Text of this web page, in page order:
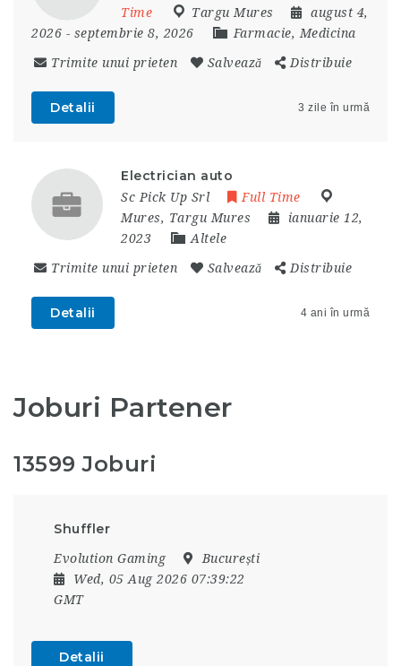
Time
Targu Mures
august 4,
2026 - septembrie 8, 2026 Farmacie, Medicina
Trimite unui prieten Salvează Distribuie
Detalii 3 zile în urmă
Electrician auto
Sc Pick Up Srl
Full Time
Mures, Targu Mures
ianuarie 12,
2023
Altele
Trimite unui prieten Salvează Distribuie
Detalii 4 ani în urmă
Joburi Partener
13599 Joburi
Shuffler
Evolution Gaming
București
Wed, 05 Aug 2026 07:39:22
GMT
Detalii